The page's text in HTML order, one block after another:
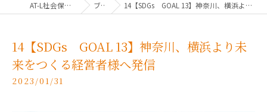
AT-L社会保険労務士法人 ブログ 14【SDGs GOAL 13】神奈川、横浜より未来をつくる経営者様へ発信
14【SDGs GOAL 13】神奈川、横浜より未
来をつくる経営者様へ発信
2023/01/31